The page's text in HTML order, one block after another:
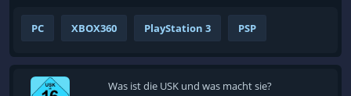
PC XBOX360 PlayStation 3 PSP
Was ist die USK und was macht sie?